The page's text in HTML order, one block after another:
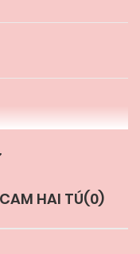
HAI TÚ(0)